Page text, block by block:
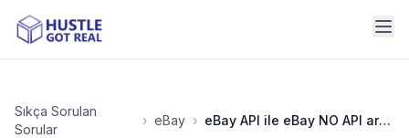
Sıkça Sorulan
Sorular
› eBay › eBay API ile eBay NO API arasındaki fark nedir?